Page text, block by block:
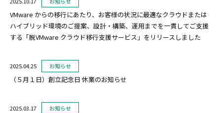
VMware からの移行にあたり、お客様の状況に最適なクラウドまたは
ハイブリッド環境のご提案、設計・構築、運用までを一貫してご支援
する「脱VMware クラウド移行支援サービス」をリリースしました
2025.04.25 お知らせ
（５月１日）創立記念日 休業のお知らせ
2025.03.17 お知らせ